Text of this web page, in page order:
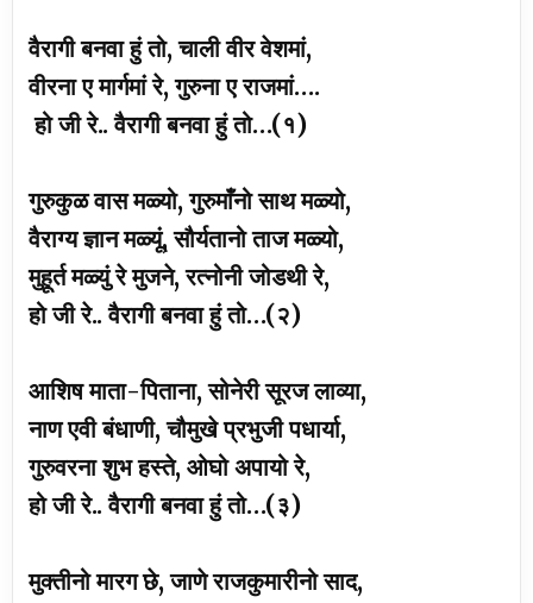
वैरागी बनवा हुं तो, चाली वीर वेशमां,
वीरना ए मार्गमां रे, गुरुना ए राजमां….
हो जी रे.. वैरागी बनवा हुं तो…(१)
गुरुकुळ वास मळ्यो, गुरुमाँनो साथ मळ्यो,
वैराग्य ज्ञान मळ्यूं, सौर्यतानो ताज मळ्यो,
मुहूर्त मळ्युं रे मुजने, रत्नोनी जोडथी रे,
हो जी रे.. वैरागी बनवा हुं तो…(२)
आशिष माता-पिताना, सोनेरी सूरज लाव्या,
नाण एवी बंधाणी, चौमुखे प्रभुजी पधार्या,
गुरुवरना शुभ हस्ते, ओघो अपायो रे,
हो जी रे.. वैरागी बनवा हुं तो…(३)
मुक्तीनो मारग छे, जाणे राजकुमारीनो साद,